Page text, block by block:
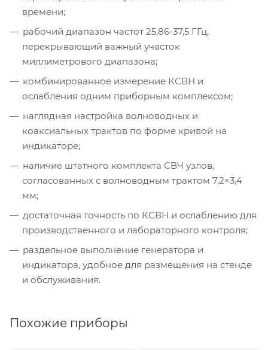
времени;
рабочий диапазон частот 25,86-37,5 ГГц,
перекрывающий важный участок
миллиметрового диапазона;
комбинированное измерение КСВН и
ослабления одним приборным комплексом;
наглядная настройка волноводных и
коаксиальных трактов по форме кривой на
индикаторе;
наличие штатного комплекта СВЧ узлов,
согласованных с волноводным трактом 7,2×3,4
мм;
достаточная точность по КСВН и ослаблению для
производственного и лабораторного контроля;
раздельное выполнение генератора и
индикатора, удобное для размещения на стенде
и обслуживания.
Похожие приборы